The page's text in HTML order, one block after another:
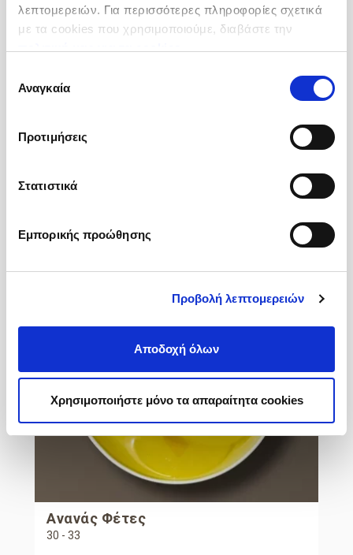
λεπτομερειών. Για περισσότερες πληροφορίες σχετικά
με τα cookies που χρησιμοποιούμε, διαβάστε την
συγκατάθεσης
Αναγκαία
Προτιμήσεις
Στατιστικά
Εμπορικής προώθησης
Προβολή λεπτομερειών
Αποδοχή όλων
Χρησιμοποιήστε μόνο τα απαραίτητα cookies
Κωδικός :
Ανανάς Φέτες
30 - 33